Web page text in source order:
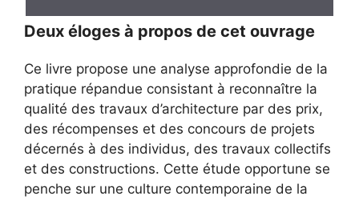
Deux éloges à propos de cet ouvrage
Ce livre propose une analyse approfondie de la
pratique répandue consistant à reconnaître la
qualité des travaux d’architecture par des prix,
des récompenses et des concours de projets
décernés à des individus, des travaux collectifs
et des constructions. Cette étude opportune se
penche sur une culture contemporaine de la